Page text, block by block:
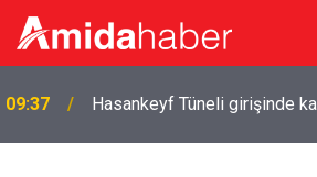
09:26
Feti Yıldız: Çerçeve yasa
kabul edilecek